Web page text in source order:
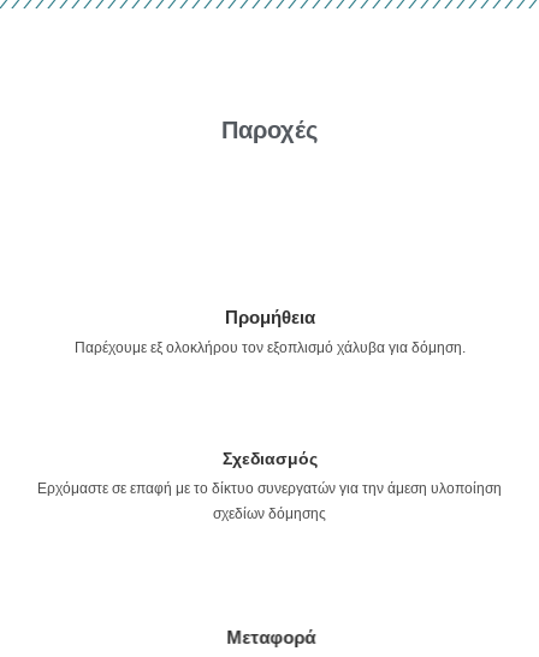
Παροχές
Προμήθεια
Παρέχουμε εξ ολοκλήρου τον εξοπλισμό χάλυβα για δόμηση.
Σχεδιασμός
Ερχόμαστε σε επαφή με το δίκτυο συνεργατών για την άμεση υλοποίηση
σχεδίων δόμησης
Mεταφορά